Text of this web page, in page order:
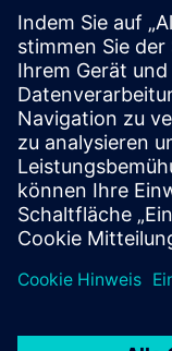
Ressourcen
Learn more